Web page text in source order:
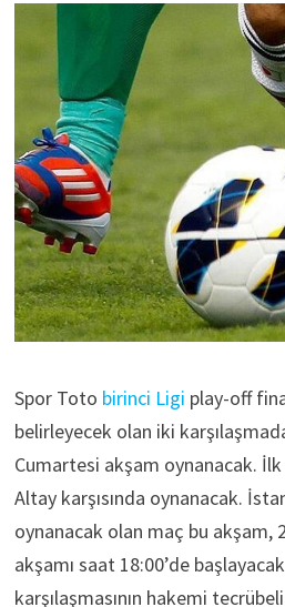
Spor Toto birinci Ligi play-off
belirleyecek olan iki
Cumartesi akşam oynanacak.
Altay karşısında oynanacak.
oynanacak olan maç bu akşam,
akşamı saat 18:00’de
karşılaşmasının hakemi